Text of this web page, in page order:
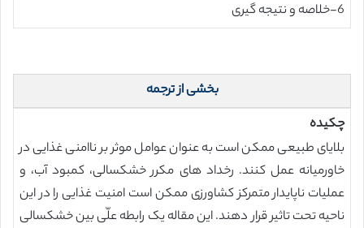
6-خلاصه و نتیجه گیری
بخشی از ترجمه
چکیده
بلایای طبیعی ممکن است به عنوان عوامل موثر بر ناامنی غذایی در
خاورمیانه عمل کنند. رخداد های مکرر خشکسالی، کمبود آب، و
عملیات ناپایدار متمرکز کشاورزی ممکن است امنیت غذایی را در این
ناحیه تحت تاثیر قرار دهند. این مقاله یک رابطه علّی بین خشکسالی